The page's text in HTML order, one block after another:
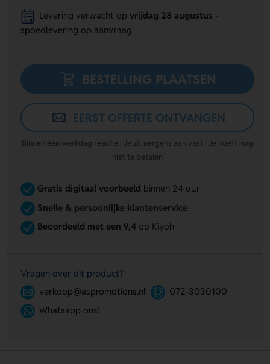
Levering verwacht opvrijdag 28 augustus
spoedlevering op aanvraag
BESTELLING PLAATSEN
EERST OFFERTE ONTVANGEN
Binnen één werkdag reactie · Je zit nergens aan vast · Je hoeft nog
niet te betalen
Gratis digitaal voorbeeld binnen 24 uur
Snelle & persoonlijke klantenservice
Beoordeeld met een 9,4op Kiyoh
Vragen over dit product?
verkoop@aspromotions.nl
072-3030100
Whatsapp ons!